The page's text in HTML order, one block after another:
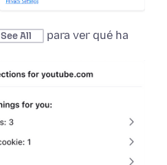
See All
para ver qué ha